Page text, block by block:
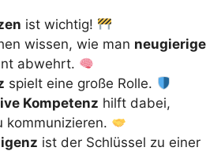
ist wichtig!
wissen, wie man neugierige
abwehrt.
spielt eine große Rolle.
Kompetenz hilft dabei,
kommunizieren.
ist der Schlüssel zu einer